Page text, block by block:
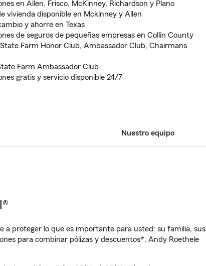
en Allen, Frisco, McKinney, Richardson y Plano
vivienda disponible en Mckinney y Allen
y ahorre en Texas
de seguros de pequeñas empresas en Collin County
Farm Honor Club, Ambassador Club, Chairmans
Farm Ambassador Club
gratis y servicio disponible 24/7
Nuestro equipo
a proteger lo que es importante para usted: su familia, sus
para combinar pólizas y descuentos*, Andy Roethele